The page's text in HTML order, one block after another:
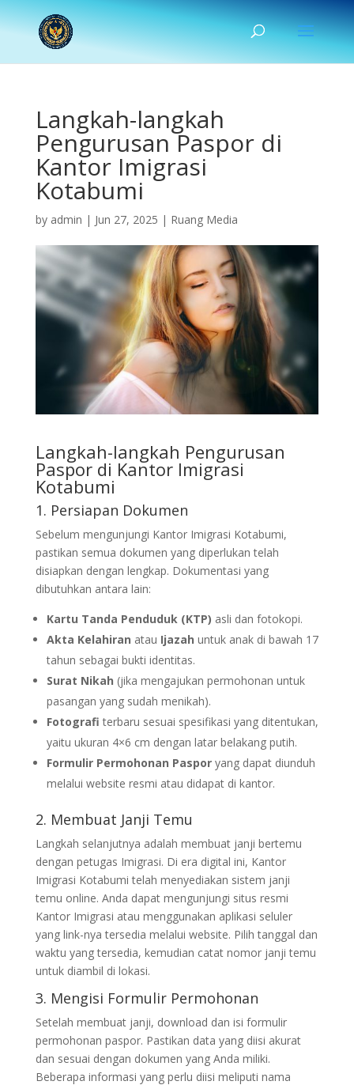
Langkah-langkah
Pengurusan Paspor di
Kantor Imigrasi
Kotabumi
by admin | Jun 27, 2025 | Ruang Media
Langkah-langkah Pengurusan
Paspor di Kantor Imigrasi
Kotabumi
1. Persiapan Dokumen
Sebelum mengunjungi Kantor Imigrasi Kotabumi,
pastikan semua dokumen yang diperlukan telah
disiapkan dengan lengkap. Dokumentasi yang
dibutuhkan antara lain:
Kartu Tanda Penduduk (KTP) asli dan fotokopi.
Akta Kelahiran atau Ijazah untuk anak di bawah 17
tahun sebagai bukti identitas.
Surat Nikah (jika mengajukan permohonan untuk
pasangan yang sudah menikah).
Fotografi terbaru sesuai spesifikasi yang ditentukan,
yaitu ukuran 4×6 cm dengan latar belakang putih.
Formulir Permohonan Pasporyang dapat diunduh
melalui website resmi atau didapat di kantor.
2. Membuat Janji Temu
Langkah selanjutnya adalah membuat janji bertemu
dengan petugas Imigrasi. Di era digital ini, Kantor
Imigrasi Kotabumi telah menyediakan sistem janji
temu online. Anda dapat mengunjungi situs resmi
Kantor Imigrasi atau menggunakan aplikasi seluler
yang link-nya tersedia melalui website. Pilih tanggal dan
waktu yang tersedia, kemudian catat nomor janji temu
untuk diambil di lokasi.
3. Mengisi Formulir Permohonan
Setelah membuat janji, download dan isi formulir
permohonan paspor. Pastikan data yang diisi akurat
dan sesuai dengan dokumen yang Anda miliki.
Beberapa informasi yang perlu diisi meliputi nama